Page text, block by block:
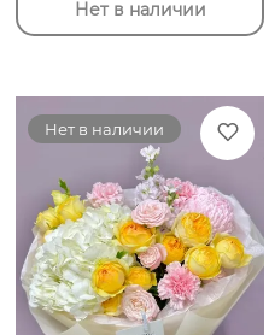
Нет в наличии
Нет в наличии